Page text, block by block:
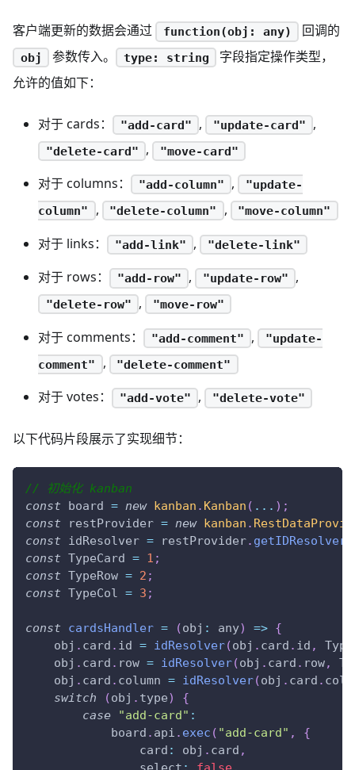
客户端更新的数据会通过 function(obj: any) 回调的
obj 参数传入。 type: string
字段指定操作类型，
允许的值如下：
对于 cards： "add-card" , "update-card" ,
"delete-card" , "move-card"
对于 columns： "add-column" ,
"update-
column"
, "delete-column" , "move-column"
对于 links： "add-link" , "delete-link"
对于 rows： "add-row" , "update-row" ,
"delete-row" , "move-row"
对于 comments： "add-comment" ,
"update-
comment" , "delete-comment"
对于 votes： "add-vote" , "delete-vote"
以下代码片段展示了实现细节：
// 初始化 kanban
const board = new kanban . Kanban ( ... ) ;
const restProvider = new kanban .
const idResolver = restProvider. getIDResolver
const TypeCard = 1 ;
const TypeRow = 2 ;
const TypeCol = 3 ;
const cardsHandler = (obj : any) => {
    obj
. card . id = idResolver(obj . card . id ,
    obj
. card . row = idResolver(obj . card . row,
    obj
. card . column = idResolver(obj . card .
switch
(obj . type)
{
case
"add-card" :
            board
. api . exec ( "add-card" ,
{
card : obj . card ,